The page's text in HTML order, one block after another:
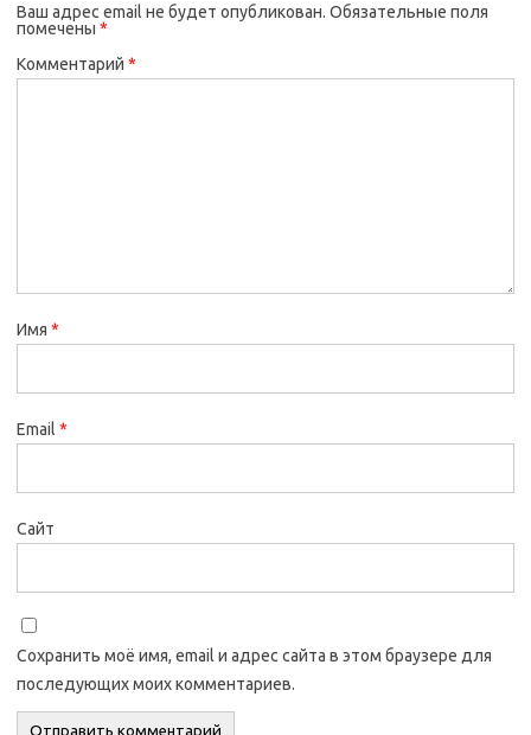
Ваш адрес email не будет опубликован. Обязательные поля
помечены *
Комментарий *
Имя *
Email *
Сайт
Сохранить моё имя, email и адрес сайта в этом браузере для
последующих моих комментариев.